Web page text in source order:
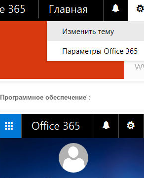
Программное обеспечение":